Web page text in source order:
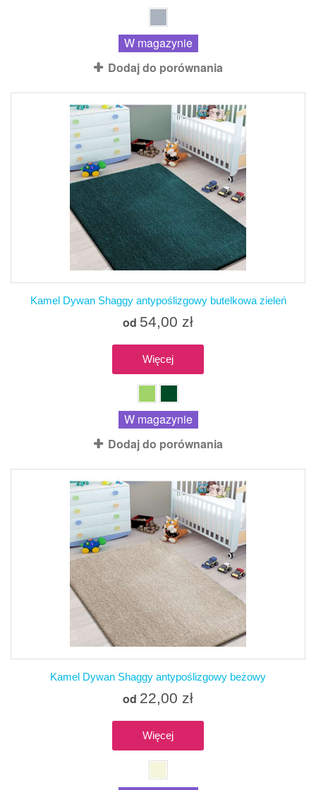
W magazynie
Dodaj do porównania
Kamel Dywan Shaggy antypoślizgowy butelkowa zieleń
od 54,00 zł
Więcej
W magazynie
Dodaj do porównania
Kamel Dywan Shaggy antypoślizgowy beżowy
od 22,00 zł
Więcej